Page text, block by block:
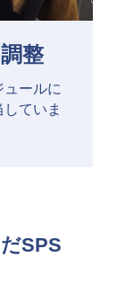
整
ールに
ていま
SPS